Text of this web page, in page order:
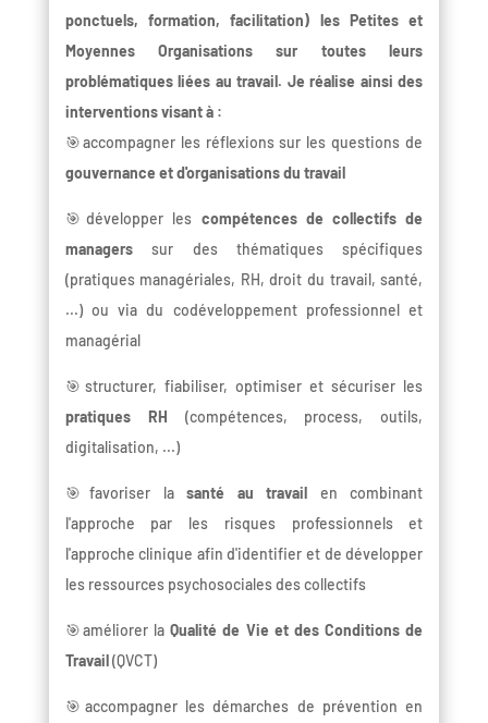
ponctuels, formation, facilitation) les Petites et
Moyennes Organisations sur toutes leurs
problématiques liées au travail. Je réalise ainsi des
interventions visant à :
🎯accompagner les réflexions sur les questions de
gouvernance et d'organisations du travail
🎯développer les compétences de collectifs de
managerssur des thématiques spécifiques
(pratiques managériales, RH, droit du travail, santé,
...) ou via du codéveloppement professionnel et
managérial
🎯structurer, fiabiliser, optimiser et sécuriser les
pratiques RH (compétences, process, outils,
digitalisation, ...)
🎯favoriser lasanté au travail en combinant
l'approche par les risques professionnels et
l'approche clinique afin d'identifier et de développer
les ressources psychosociales des collectifs
🎯améliorer laQualité de Vie et des Conditions de
Travail(QVCT)
🎯accompagner les démarches de prévention en